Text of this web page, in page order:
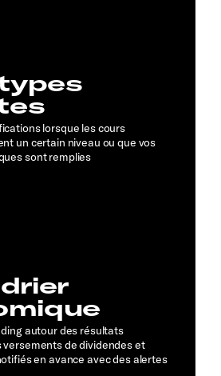
lorsque les cours
un certain niveau ou que vos
sont remplies
autour des résultats
versements de dividendes et
en avance avec des alertes